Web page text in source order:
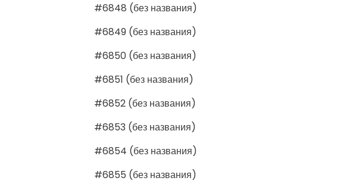
#6848 (без названия)
#6849 (без названия)
#6850 (без названия)
#6851 (без названия)
#6852 (без названия)
#6853 (без названия)
#6854 (без названия)
#6855 (без названия)